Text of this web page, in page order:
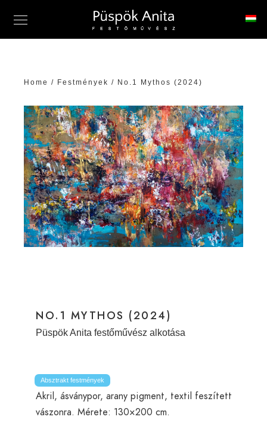
Home / Festmények / No.1 Mythos (2024)
NO.1 MYTHOS (2024)
Püspök Anita festőművész alkotása
Absztrakt festmények
Akril, ásványpor, arany pigment, textil feszített
vászonra. Mérete: 130×200 cm.